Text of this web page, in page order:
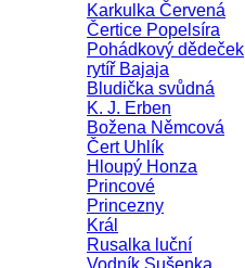
Karkulka Červená
Čertice Popelsíra
Pohádkový dědeček
rytíř Bajaja
Bludička svůdná
K. J. Erben
Božena Němcová
Čert Uhlík
Hloupý Honza
Princové
Princezny
Král
Rusalka luční
Vodník Sušenka